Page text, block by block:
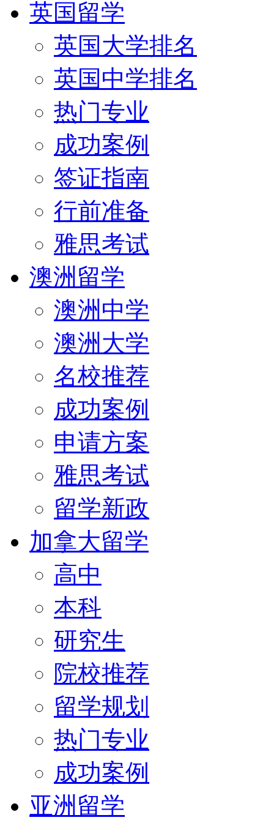
英国留学
英国大学排名
英国中学排名
热门专业
成功案例
签证指南
行前准备
雅思考试
澳洲留学
澳洲中学
澳洲大学
名校推荐
成功案例
申请方案
雅思考试
留学新政
加拿大留学
高中
本科
研究生
院校推荐
留学规划
热门专业
成功案例
亚洲留学